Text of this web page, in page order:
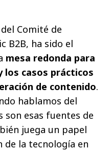
Comité de
B2B, ha sido el
mesa redonda para
los casos prácticos
de contenido.
hablamos del
esas fuentes de
juega un papel
la tecnología en